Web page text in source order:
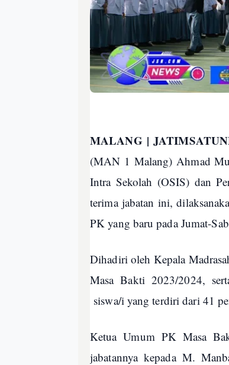
MALANG |
(MAN 1 Malang) Ahmad
Intra Sekolah (OSIS) dan
terima jabatan ini,
PK yang baru pada Jumat-
Dihadiri oleh Kepala
Masa Bakti 2023/2024,
siswa/i yang terdiri dari 41
Ketua Umum PK Masa
jabatannya kepada M.